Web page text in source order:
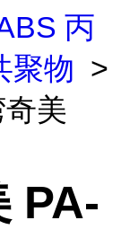
丙
聚物 >
美
PA-